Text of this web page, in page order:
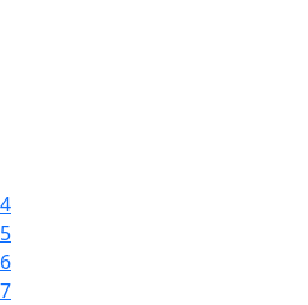
4
5
6
7